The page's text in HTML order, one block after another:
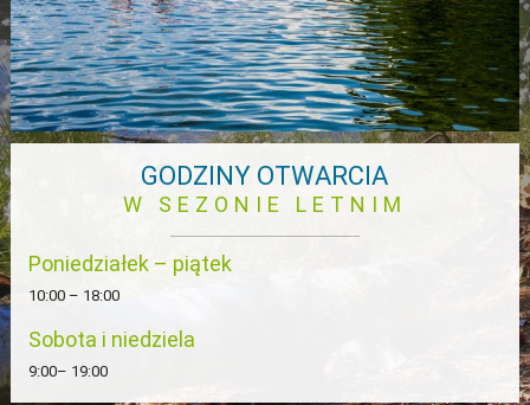
GODZINY OTWARCIA
W SEZONIE LETNIM
Poniedziałek – piątek
10:00 – 18:00
Sobota i niedziela
9:00– 19:00